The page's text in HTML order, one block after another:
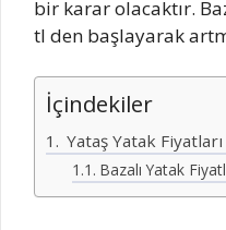
bir karar olacaktır.
tl den başlayarak
İçindekiler
Yataş Yatak
Bazalı Yatak